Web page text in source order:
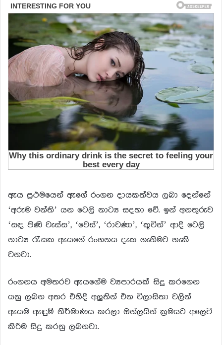
ඇය ප්‍ර‍ථමයෙන් ඇගේ රංගන දායකත්වය ලබා දෙන්නේ
‘අරුම වන්ති’ යන ටෙලි නාට්‍ය සදහා වේ. ඉන් අනතුරුව
‘සඳ පිණි වැස්ස’, ‘වෙස්’, ‘රාවණා’, ‘කූවින්’ ආදි ටෙලි
නාට්‍ය රැසක ඇයගේ රංගනය දැක ගැනිමට හැකි
වනවා.
රංගනය අමතරව ඇයගේම ව්‍යපාරයක් සිදු කරගෙන
යනු ලබන අතර එහිදි අලුතින් එන විලාසිතා වලින්
ඇයම ඇඳුම් නිර්මාණය කරලා ඔන්ලයින් ක්‍රමයට අලෙවි
කිරිම සිදු කරනු ලබනවා.